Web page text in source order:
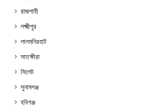
রাজশাহী
লক্ষ্মীপুর
লালমনিরহাট
সাতক্ষীরা
সিলেট
সুনামগঞ্জ
হবিগঞ্জ